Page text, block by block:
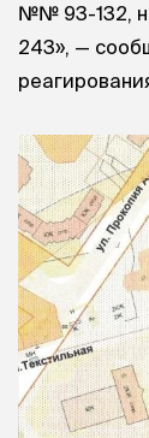
№№ 93-132,
243», —